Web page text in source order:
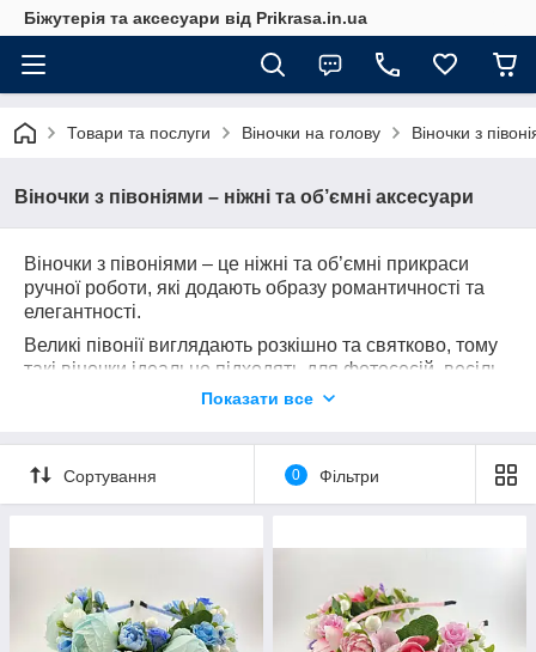
Біжутерія та аксесуари від Prikrasa.in.ua
Товари та послуги Віночки на голову Віночки з
Віночки з півоніями – ніжні та об’ємні аксесуари
Віночки з півоніями – це ніжні та об’ємні прикраси
ручної роботи, які додають образу романтичності та
елегантності.
Великі півонії виглядають розкішно та святково, тому
такі віночки ідеально підходять для фотосесій, весіль,
святкових заходів чи українського народного вбрання.
голові та створюють гармонійний і вишуканий акцент у
вашому стилі.
Показати все
Сортування 0 Фільтри